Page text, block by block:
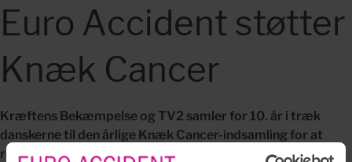
Euro Accident støtter
Knæk Cancer
Kræftens Bekæmpelse og TV2 samler for 10. år i træk
danskerne til den årlige Knæk Cancer-indsamling for at
rejse donationer til forebyggelse og forskning inden for